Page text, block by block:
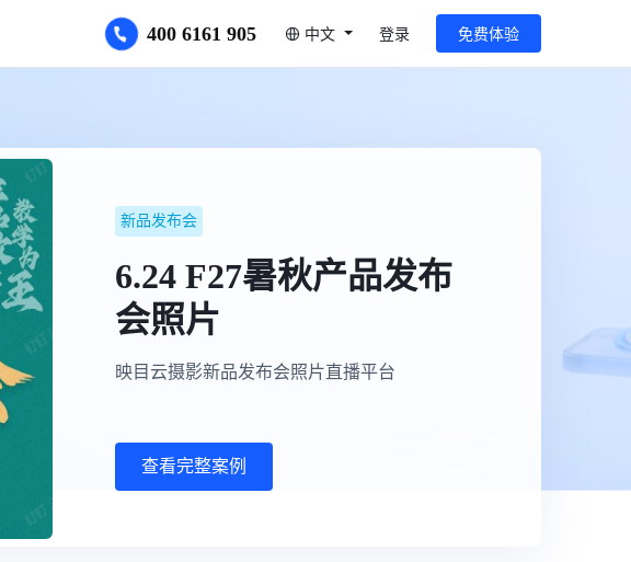
400 6161 905 中文 登录 免费体验
新品发布会
6.24 F27暑秋产品发布
会照片
映目云摄影新品发布会照片直播平台
查看完整案例